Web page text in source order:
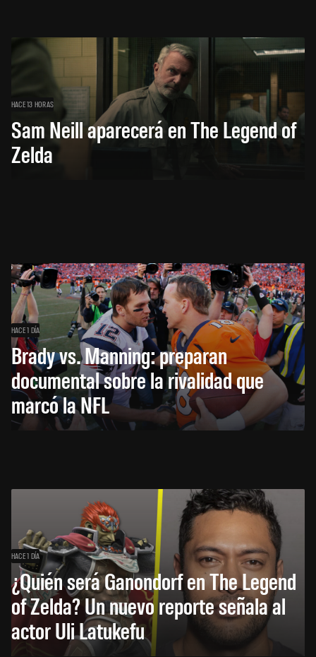
HACE 13 HORAS
Sam Neill aparecerá en The Legend of
Zelda
HACE 1 DÍA
Brady vs. Manning: preparan
documental sobre la rivalidad que
marcó la NFL
HACE 1 DÍA
¿Quién será Ganondorf en The Legend
of Zelda? Un nuevo reporte señala al
actor Uli Latukefu